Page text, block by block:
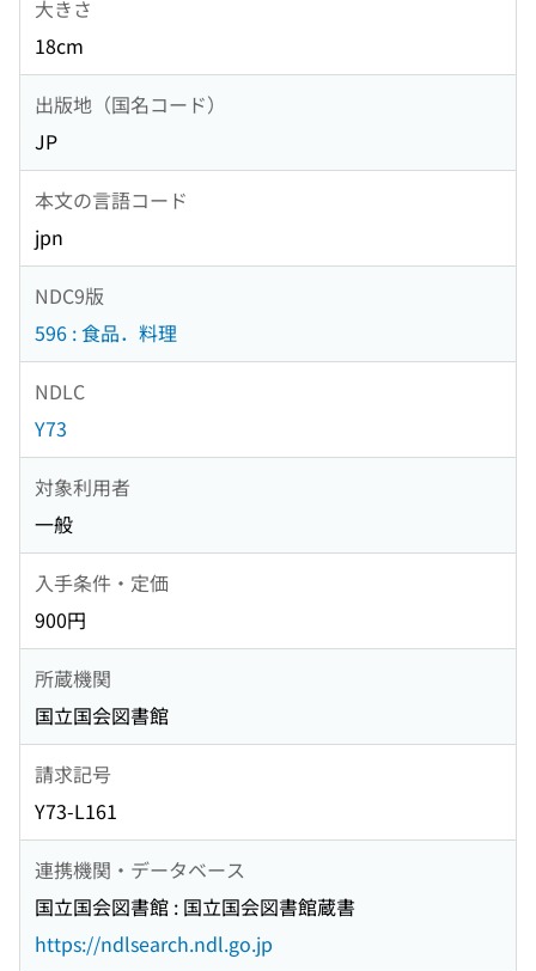
大きさ
18cm
出版地（国名コード）
JP
本文の言語コード
jpn
NDC9版
596 : 食品．料理
NDLC
Y73
対象利用者
一般
入手条件・定価
900円
所蔵機関
国立国会図書館
請求記号
Y73-L161
連携機関・データベース
国立国会図書館 : 国立国会図書館蔵書
https://ndlsearch.ndl.go.jp